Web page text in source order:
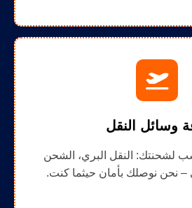
وسائل النقل
لشحنتك: النقل البري، الشحن
– نحن نوصلك بأمان حيثما كنت.